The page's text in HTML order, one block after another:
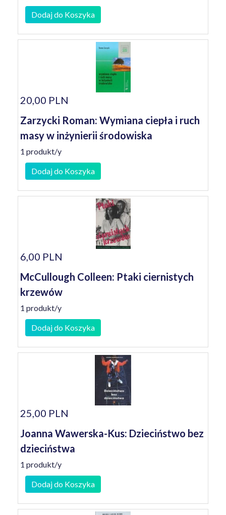
Dodaj do Koszyka
20,00 PLN
Zarzycki Roman: Wymiana ciepła i ruch
masy w inżynierii środowiska
1 produkt/y
Dodaj do Koszyka
6,00 PLN
McCullough Colleen: Ptaki ciernistych
krzewów
1 produkt/y
Dodaj do Koszyka
25,00 PLN
Joanna Wawerska-Kus: Dzieciństwo bez
dzieciństwa
1 produkt/y
Dodaj do Koszyka